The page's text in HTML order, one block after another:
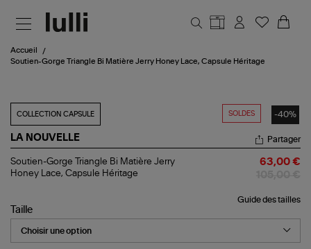
Accueil
Soutien-Gorge Triangle Bi Matière Jerry Honey Lace, Capsule Héritage
SOLDES -40%
COLLECTION CAPSULE
LA NOUVELLE
Soutien-
Gorge
Triangle
Matière
Jerry
Honey
Lace,
Partager
Soutien-Gorge Triangle Bi Matière Jerry
Honey Lace, Capsule Héritage
63,00 €
Guide des tailles
Taille